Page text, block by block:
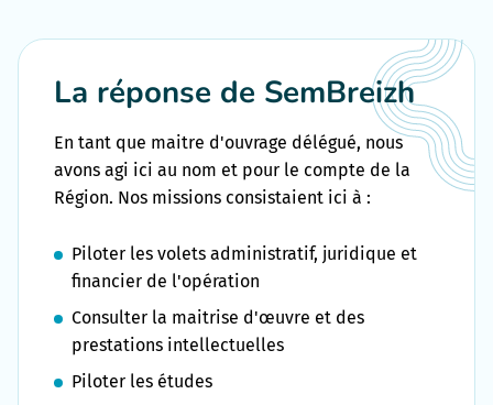
La réponse de SemBreizh
En tant que maitre d'ouvrage délégué, nous
avons agi ici au nom et pour le compte de la
Région. Nos missions consistaient ici à :
Piloter les volets administratif, juridique et
financier de l'opération
Consulter la maitrise d'œuvre et des
prestations intellectuelles
Piloter les études